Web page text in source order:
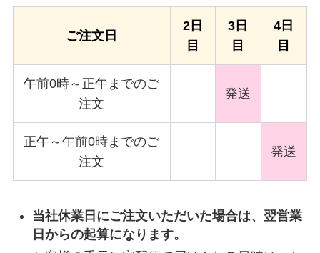
ご注文日
2日
目
3日
目
4日
目
午前0時～正午までのご
注文
発送
正午～午前0時までのご
注文
発送
当社休業日にご注文いただいた場合は、翌営業
日からの起算になります。